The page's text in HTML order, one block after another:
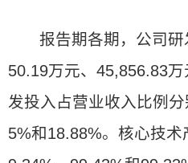
报告期各期，公司
50.19万元、45,856.83
发投入占营业收入比例
5%和18.88%。核心技